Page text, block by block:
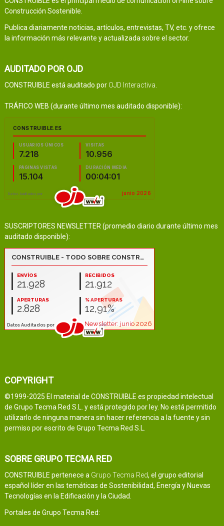
Construcción Sostenible.
Publica diariamente noticias, artículos, entrevistas, TV, etc. y ofrece
la información más relevante y actualizada sobre el sector.
AUDITADO POR OJD
CONSTRUIBLE está auditado por OJD Interactiva.
TRÁFICO WEB (durante último mes auditado disponible):
SUSCRIPTORES NEWSLETTER (promedio diario durante último mes
auditado disponible):
COPYRIGHT
©1999-2025 El material de CONSTRUIBLE es propiedad intelectual
de Grupo Tecma Red S.L. y está protegido por ley. No está permitido
utilizarlo de ninguna manera sin hacer referencia a la fuente y sin
permiso por escrito de Grupo Tecma Red S.L.
SOBRE GRUPO TECMA RED
CONSTRUIBLE pertenece a Grupo Tecma Red, el grupo editorial
español líder en las temáticas de Sostenibilidad, Energía y Nuevas
Tecnologías en la Edificación y la Ciudad.
Portales de Grupo Tecma Red: